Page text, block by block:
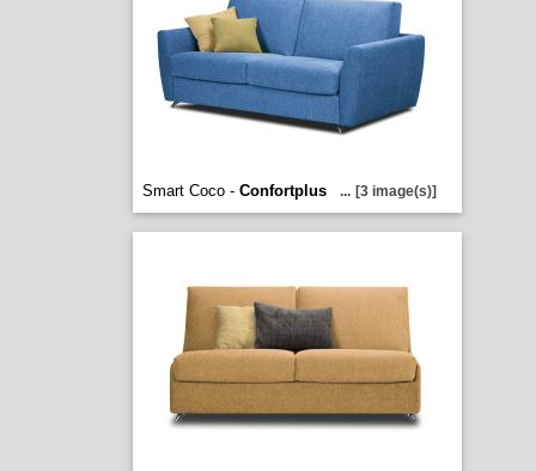
Smart Coco - Confortplus ... [3 image(s)]